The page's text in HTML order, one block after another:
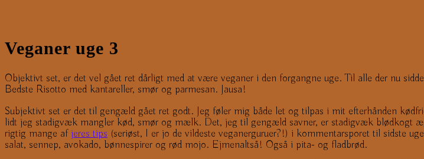
Veganer uge 3
Objektivt set, er det vel gået ret dårligt med at være veganer i den forgangne uge. Til alle der nu
Bedste Risotto med kantareller, smør og parmesan. Jausa!
Subjektivt set er det til gengæld gået ret godt. Jeg føler mig både let og tilpas i mit efterhånden
lidt jeg stadigvæk mangler kød, smør og mælk. Det, jeg til gengæld savner, er stadigvæk blødkogt
rigtig mange af jeres tips (seriøst, I er jo de vildeste veganerguruer?!) i kommentarsporet til sidste
salat, sennep, avokado, bønnespirer og rød mojo. Ejmenaltså! Også i pita- og fladbrød.